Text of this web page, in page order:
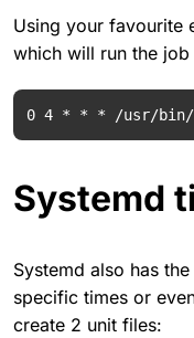
Using your favourite
which will run the
Systemd
Systemd also has
specific times or
create 2 unit files: